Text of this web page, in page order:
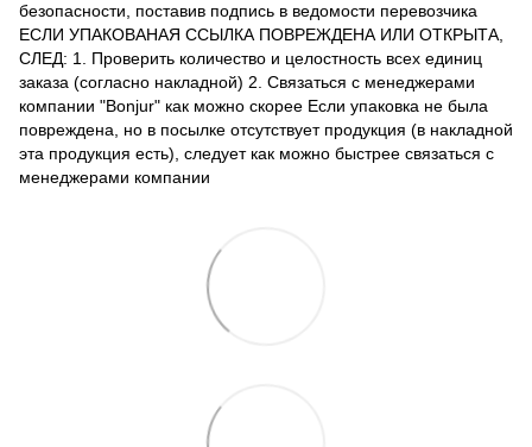
безопасности, поставив подпись в ведомости перевозчика
ЕСЛИ УПАКОВАНАЯ ССЫЛКА ПОВРЕЖДЕНА ИЛИ ОТКРЫТА,
СЛЕД: 1. Проверить количество и целостность всех единиц
заказа (согласно накладной) 2. Связаться с менеджерами
компании "Bonjur" как можно скорее Если упаковка не была
повреждена, но в посылке отсутствует продукция (в накладной
эта продукция есть), следует как можно быстрее связаться с
менеджерами компании